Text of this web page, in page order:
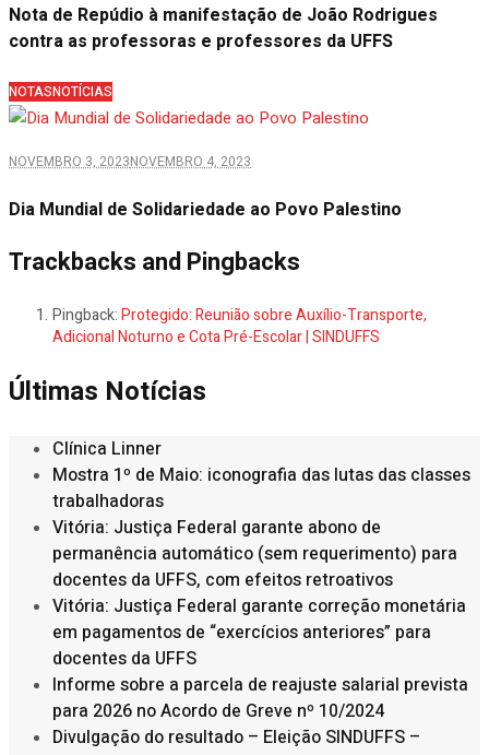
Nota de Repúdio à manifestação de João Rodrigues
contra as professoras e professores da UFFS
NOTASNOTÍCIAS
NOVEMBRO 3, 2023NOVEMBRO 4, 2023
Dia Mundial de Solidariedade ao Povo Palestino
Trackbacks and Pingbacks
Pingback:Protegido: Reunião sobre Auxílio-Transporte,
Adicional Noturno e Cota Pré-Escolar | SINDUFFS
Últimas Notícias
Clínica Linner
Mostra 1º de Maio: iconografia das lutas das classes
trabalhadoras
Vitória: Justiça Federal garante abono de
permanência automático (sem requerimento) para
docentes da UFFS, com efeitos retroativos
Vitória: Justiça Federal garante correção monetária
em pagamentos de “exercícios anteriores” para
docentes da UFFS
Informe sobre a parcela de reajuste salarial prevista
para 2026 no Acordo de Greve nº 10/2024
Divulgação do resultado – Eleição SINDUFFS –